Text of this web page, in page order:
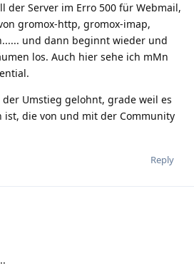
der Server im Erro 500 für Webmail,
gromox-http, gromox-imap,
und dann beginnt wieder und
los. Auch hier sehe ich mMn
Umstieg gelohnt, grade weil es
ist, die von und mit der Community
Reply